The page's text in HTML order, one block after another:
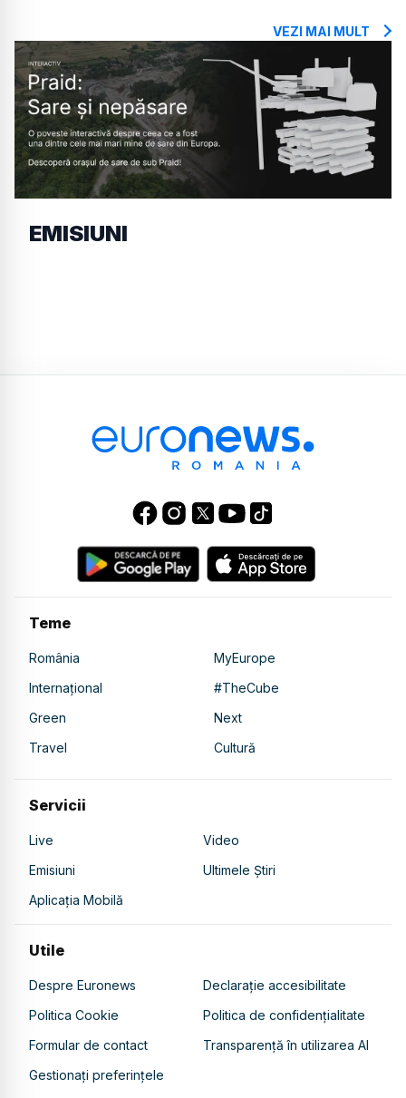
VEZI MAI MULT
EMISIUNI
Teme
România
MyEurope
Internațional
#TheCube
Green
Next
Travel
Cultură
Servicii
Live
Video
Emisiuni
Ultimele Știri
Aplicația Mobilă
Utile
Despre Euronews
Declarație accesibilitate
Politica Cookie
Politica de confidențialitate
Formular de contact
Transparență în utilizarea AI
Gestionați preferințele